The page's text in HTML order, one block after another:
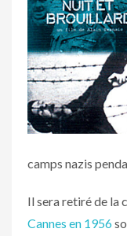
camps nazis
Il sera retiré de
Cannes en 1956